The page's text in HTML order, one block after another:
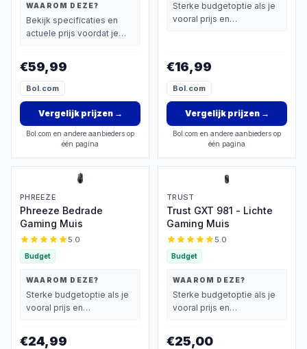
WAAROM DEZE?
Bekijk specificaties en
actuele prijs voordat je
€59,99
Bol.com
Vergelijk prijzen→
Bol.com en andere aanbieders op
één pagina
Sterke budgetoptie als je
vooral prijs en
€16,99
Bol.com
Vergelijk prijzen→
Bol.com en andere aanbieders op
één pagina
PHREEZE
Phreeze Bedrade
Gaming Muis
5.0
Budget
WAAROM DEZE?
Sterke budgetoptie als je
vooral prijs en
€24,99
TRUST
Trust GXT 981 - Lichte
Gaming Muis
5.0
Budget
WAAROM DEZE?
Sterke budgetoptie als je
vooral prijs en
€25,00